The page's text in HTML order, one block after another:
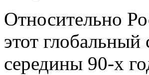
Относительно
этот
середины 90-х